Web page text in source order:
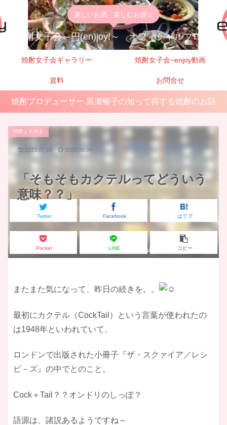
楽しいお酒 楽しむお酒☆
焼酎女子会～円(en)joy!～ オフィシャルブログ
焼酎女子会ギャラリー 焼酎女子会~enjoy動画
資料 お問合せ
焼酎プロデューサー 黒瀬暢子の知って得する焼酎のお話
「そもそもカクテルってどういう
意味？？」
焼酎よもやま
Drinks kept on Bar Table
Twitter Facebook はてブ
Pocket LINE コピー
2023.07.18 2023.06.04
またまた気になって、昨日の続きを。。
最初にカクテル（CockTail）という言葉が使われたの
は1948年といわれていて、
ロンドンで出版された小冊子『ザ・スクァイア／レシ
ピ－ズ』の中でとのこと。
Cock＋Tail？？オンドリのしっぽ？
語源は、諸説あるようですね～